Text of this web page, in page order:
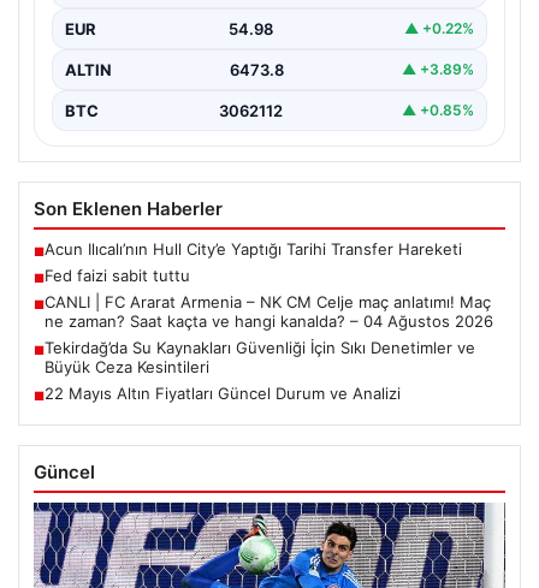
EUR 54.98 ▲ +0.22%
ALTIN 6473.8 ▲ +3.89%
BTC 3062112 ▲ +0.85%
Son Eklenen Haberler
■Acun Ilıcalı’nın Hull City’e Yaptığı Tarihi Transfer Hareketi
■Fed faizi sabit tuttu
■CANLI | FC Ararat Armenia – NK CM Celje maç anlatımı! Maç
ne zaman? Saat kaçta ve hangi kanalda? – 04 Ağustos 2026
■Tekirdağ’da Su Kaynakları Güvenliği İçin Sıkı Denetimler ve
Büyük Ceza Kesintileri
■22 Mayıs Altın Fiyatları Güncel Durum ve Analizi
Güncel